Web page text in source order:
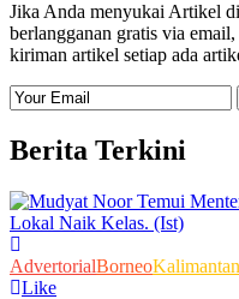
Jika Anda menyukai Artikel
berlangganan gratis via
kiriman artikel setiap ada
Berita Terkini
AdvertorialBorneoKalimantan
Like